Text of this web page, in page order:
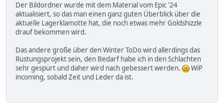
Der Bildordner wurde mit dem Material vom Epic '24
aktualisiert, so das man einen ganz guten Überblick über die
aktuelle Lagerklamotte hat, die noch etwas mehr Goldshizzle
drauf bekommen wird.
Das andere große über den Winter ToDo wird allerdings das
Rüstungsprojekt sein, den Bedarf habe ich in den Schlachten
sehr gespürt und daher wird nach gebessert werden.
WiP
incoming, sobald Zeit und Leder da ist.